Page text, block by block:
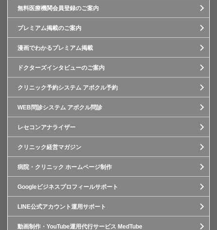
無料医療機関会員登録のご案内
プレミアム掲載のご案内
漫画でわかるプレミアム掲載
ドクターズインタビューのご案内
クリニック予約システム アポクル予約
WEB問診システム アポクル問診
レセコンアナライザー
クリニック経営マガジン
病院・クリニック ホームページ制作
Googleビジネスプロフィールサポート
LINE公式アカウント運用サポート
動画制作・YouTube運用代行サービス MedTube